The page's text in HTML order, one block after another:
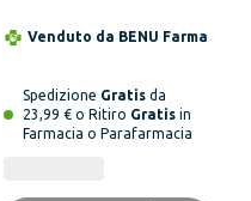
Venduto da BENU Farma
Spedizione Gratis da
23,99 € o Ritiro Gratis in
Farmacia o Parafarmacia